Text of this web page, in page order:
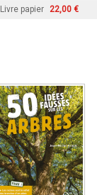
Livre papier 22,00 €